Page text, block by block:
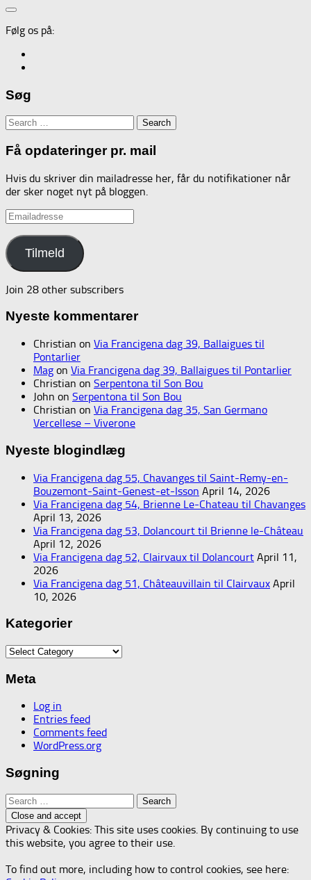
Følg os på:
Søg
Search
Få opdateringer pr. mail
Hvis du skriver din mailadresse her, får du notifikationer når
der sker noget nyt på bloggen.
Emailadresse
Tilmeld
Join 28 other subscribers
Nyeste kommentarer
Christian on Via Francigena dag 39, Ballaigues til
Pontarlier
Mag on Via Francigena dag 39, Ballaigues til Pontarlier
Christian on Serpentona til Son Bou
John on Serpentona til Son Bou
Christian on Via Francigena dag 35, San Germano
Vercellese – Viverone
Nyeste blogindlæg
Via Francigena dag 55, Chavanges til Saint-Remy-en-
Bouzemont-Saint-Genest-et-Isson April 14, 2026
Via Francigena dag 54, Brienne Le-Chateau til Chavanges
April 13, 2026
Via Francigena dag 53, Dolancourt til Brienne le-Château
April 12, 2026
Via Francigena dag 52, Clairvaux til Dolancourt April 11,
2026
Via Francigena dag 51, Châteauvillain til Clairvaux April
10, 2026
Kategorier
Kategorier
Meta
Log in
Entries feed
Comments feed
WordPress.org
Søgning
Search
for:
Privacy & Cookies: This site uses cookies. By continuing to use
this website, you agree to their use.
To find out more, including how to control cookies, see here: